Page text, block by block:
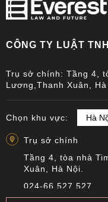
CÔNG TY LUẬT
Trụ sở chính: Tầng 4,
Lương,Thanh Xuân, Hà
Chọn khu vực:
Trụ sở chính
Tầng 4, tòa nhà
Xuân, Hà Nội.
024-66 527 527